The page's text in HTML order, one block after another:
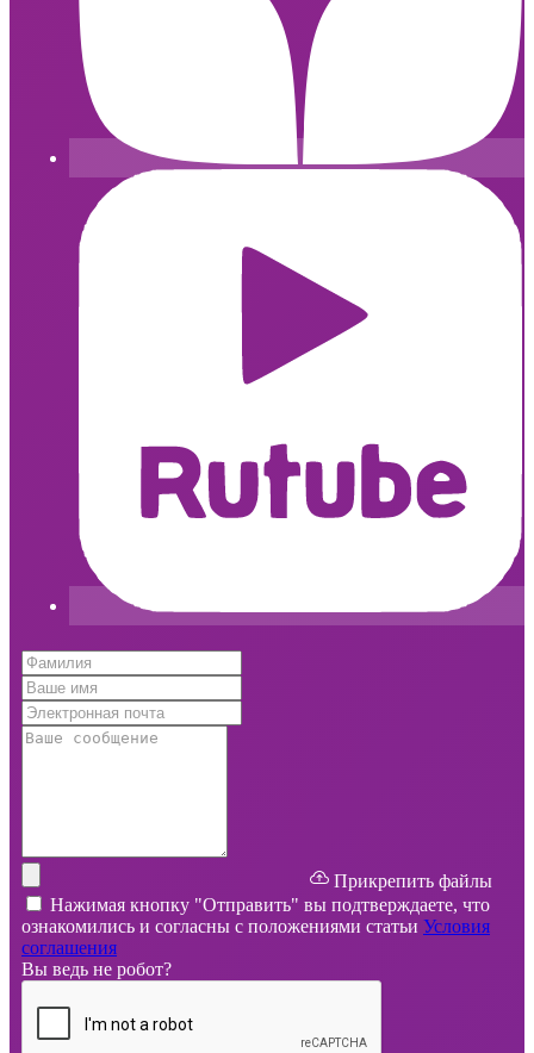
Прикрепить файлы
Нажимая кнопку "Отправить" вы подтверждаете, что
ознакомились и согласны с положениями статьи Условия
соглашения
Вы ведь не робот?